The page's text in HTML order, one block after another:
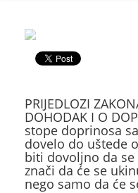
PRIJEDLOZI
DOHODAK I O
stope doprinosa
dovelo do uštede
biti dovoljno da se
znači da će se
nego samo da će